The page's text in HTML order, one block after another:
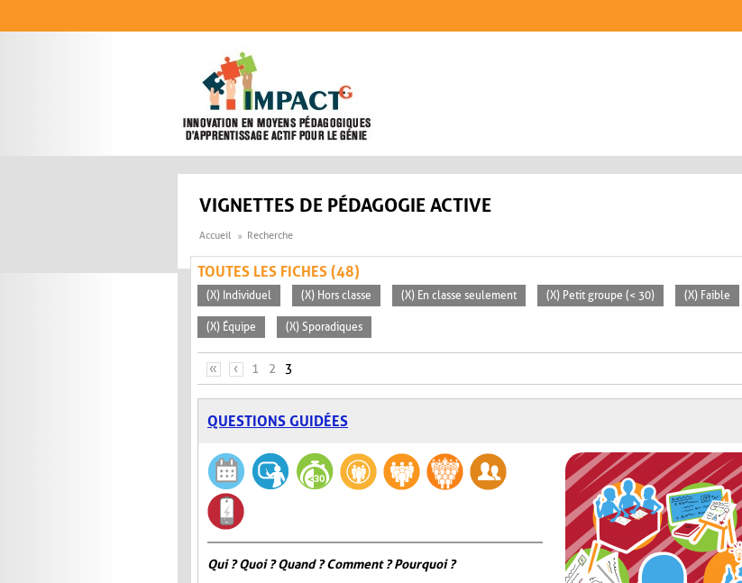
VIGNETTES DE PÉDAGOGIE ACTIVE
Accueil Recherche
TOUTES LES FICHES (48)
(X) Individuel (X) Hors classe (X) En classe seulement (X) Petit groupe (< 30) (X) Faible
(X) Équipe (X) Sporadiques
PAGES
« ‹ 1 2 3
QUESTIONS GUIDÉES
Qui ? Quoi ? Quand ? Comment ? Pourquoi ?